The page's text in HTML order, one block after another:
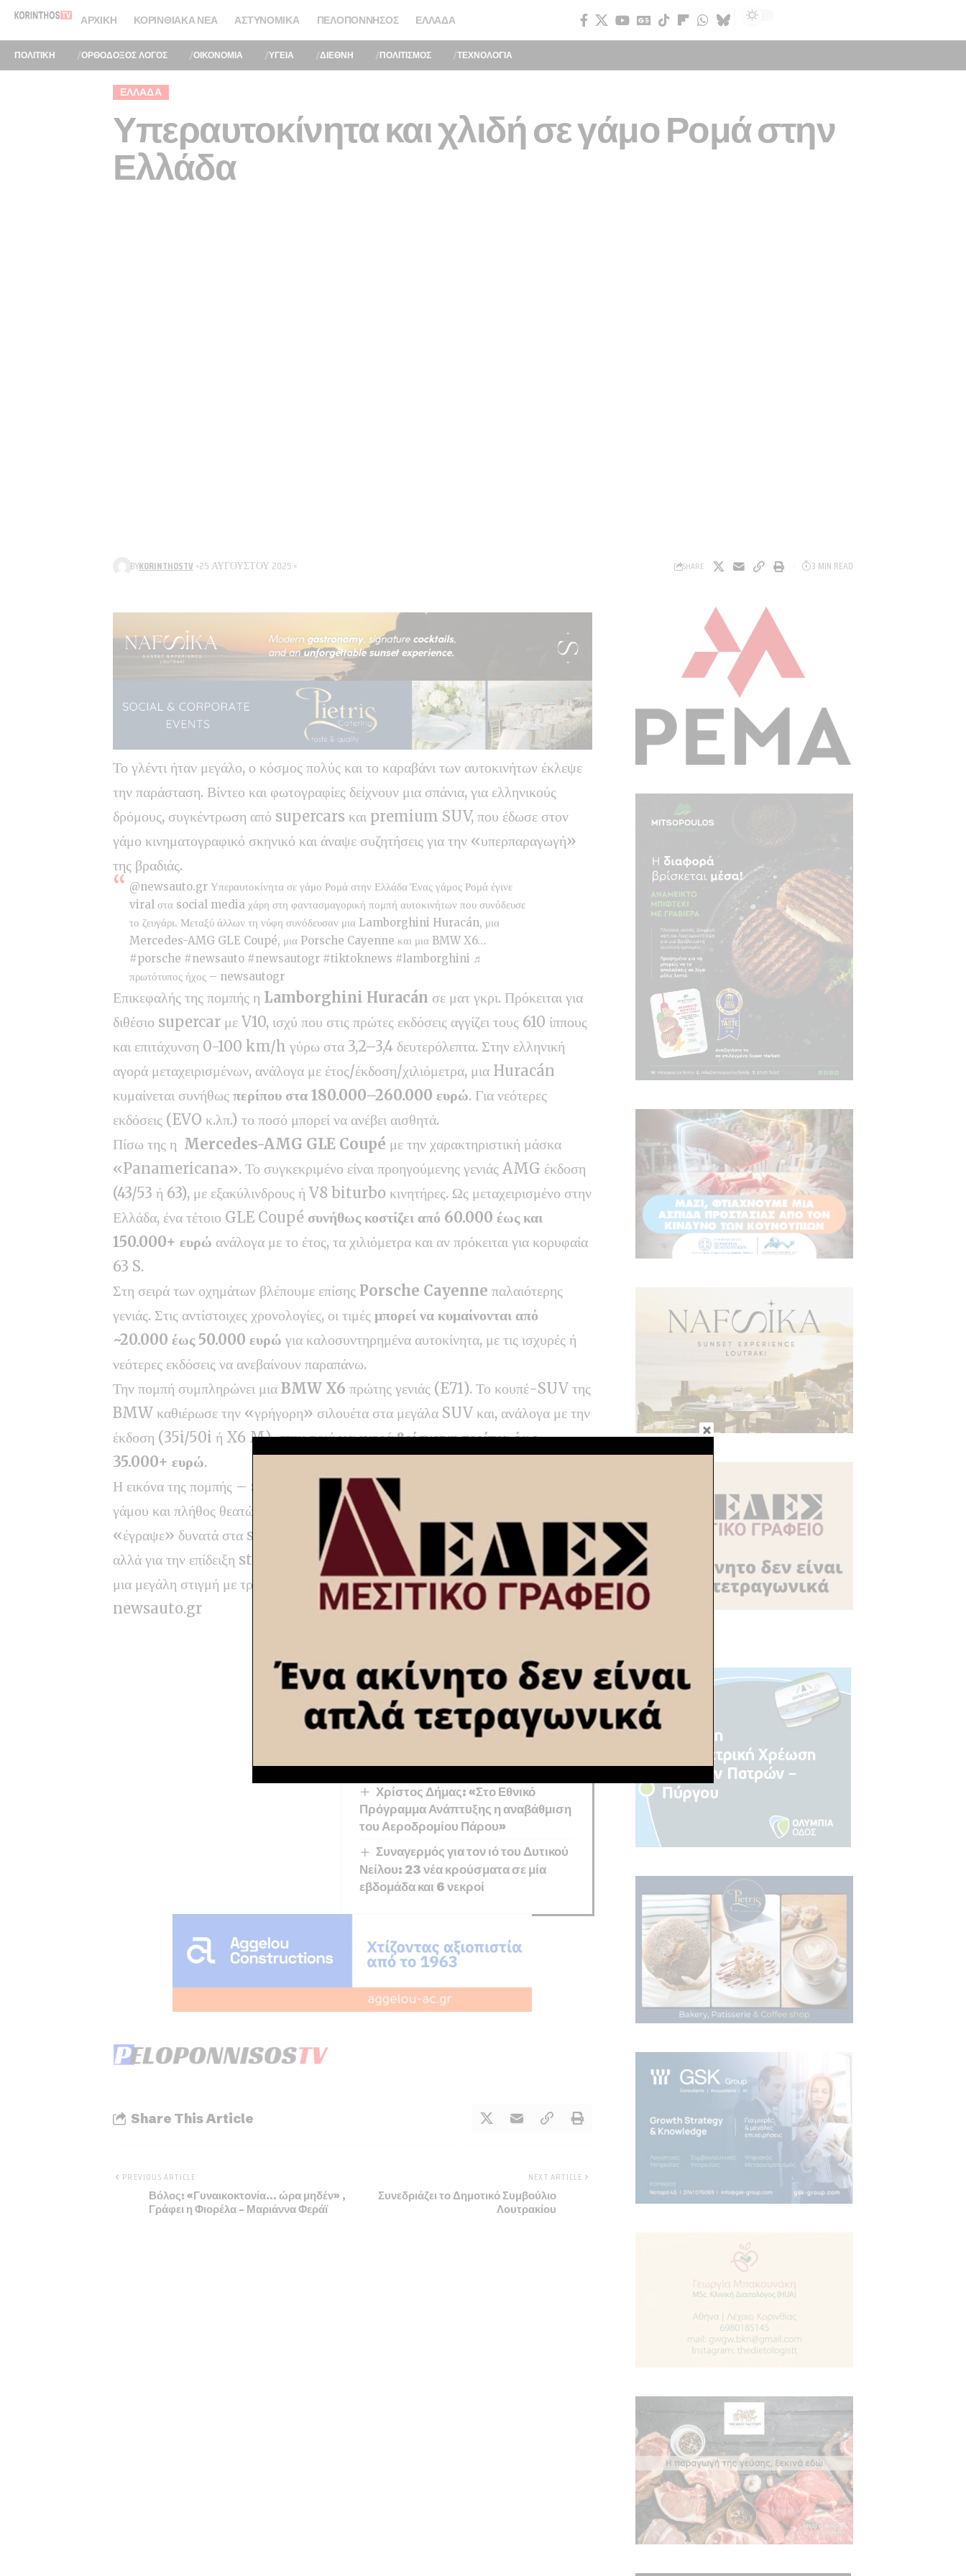
ΑΡΧΙΚΉ ΚΟΡΙΝΘΙΑΚΆ ΝΈΑ ΑΣΤΥΝΟΜΙΚΆ ΠΕΛΟΠΌΝΝΗΣΟΣ ΕΛΛΆΔΑ
ΠΟΛΙΤΙΚΗ ΟΡΘΟΔΟΞΟΣ ΛΟΓΟΣ ΟΙΚΟΝΟΜΙΑ ΥΓΕΙΑ ΔΙΕΘΝΗ ΠΟΛΙΤΙΣΜΟΣ ΤΕΧΝΟΛΟΓΙΑ
ΕΛΛΆΔΑ
Υπεραυτοκίνητα και χλιδή σε γάμο Ρομά στην
Ελλάδα
BYKORINTHOSTV 25 ΑΥΓΟΎΣΤΟΥ 2025 SHARE 3 MIN READ
Το γλέντι ήταν μεγάλο, ο κόσμος πολύς και το καραβάνι των αυτοκινήτων έκλεψε
την παράσταση. Βίντεο και φωτογραφίες δείχνουν μια σπάνια, για ελληνικούς
δρόμους, συγκέντρωση από supercars και premium SUV, που έδωσε στον
γάμο κινηματογραφικό σκηνικό και άναψε συζητήσεις για την «υπερπαραγωγή»
της βραδιάς.
@newsauto.grΥπεραυτοκίνητα σε γάμο Ρομά στην Ελλάδα Ένας γάμος Ρομά έγινε
viral στα social media χάρη στη φαντασμαγορική πομπή αυτοκινήτων που συνόδευσε
το ζευγάρι. Μεταξύ άλλων τη νύφη συνόδευσαν μια Lamborghini Huracán, μια
Mercedes-AMG GLE Coupé, μια Porsche Cayenne και μια BMW X6…
#porsche #newsauto #newsautogr #tiktoknews #lamborghini ♬
πρωτότυπος ήχος – newsautogr
Επικεφαλής της πομπής η Lamborghini Huracán σε ματ γκρι. Πρόκειται για
διθέσιο supercar με V10, ισχύ που στις πρώτες εκδόσεις αγγίζει τους 610 ίππους
και επιτάχυνση 0-100 km/h γύρω στα 3,2–3,4 δευτερόλεπτα. Στην ελληνική
αγορά μεταχειρισμένων, ανάλογα με έτος/έκδοση/χιλιόμετρα, μια Huracán
κυμαίνεται συνήθως περίπου στα 180.000–260.000 ευρώ. Για νεότερες
εκδόσεις (EVO κ.λπ.) το ποσό μπορεί να ανέβει αισθητά.
Πίσω της η Mercedes-AMG GLE Coupé με την χαρακτηριστική μάσκα
«Panamericana». Το συγκεκριμένο είναι προηγούμενης γενιάς AMG έκδοση
(43/53 ή 63), με εξακύλινδρους ή V8 biturbo κινητήρες. Ως μεταχειρισμένο στην
Ελλάδα, ένα τέτοιο GLE Coupé συνήθως κοστίζει από 60.000 έως και
150.000+ ευρώ ανάλογα με το έτος, τα χιλιόμετρα και αν πρόκειται για κορυφαία
63 S.
Στη σειρά των οχημάτων βλέπουμε επίσης Porsche Cayenne παλαιότερης
γενιάς. Στις αντίστοιχες χρονολογίες, οι τιμές μπορεί να κυμαίνονται από
~20.000 έως 50.000 ευρώ για καλοσυντηρημένα αυτοκίνητα, με τις ισχυρές ή
νεότερες εκδόσεις να ανεβαίνουν παραπάνω.
Την πομπή συμπληρώνει μια BMW X6 πρώτης γενιάς (E71). Το κουπέ-SUV της
BMW καθιέρωσε την «γρήγορη» σιλουέτα στα μεγάλα SUV και, ανάλογα με την
έκδοση (35i/50i ή X6 M), στην εγχώρια αγοράβρίσκεται περίπου έως
35.000+ ευρώ.
Η εικόνα της πομπής – supercar μπροστά, ισχυρά SUV από πίσω, διακόσμηση
γάμου και πλήθος θεατών δεξιά κι αριστερά του δρόμου – εξηγεί γιατί το γεγονός
«έγραψε» δυνατά στα social. Δεν πρόκειται μόνο για την ταχύτητα ή τα άλογα,
αλλά για την επίδειξη status, το σπάνιο θέαμα και το πώς μια κοινότητα γιορτάζει
μια μεγάλη στιγμή με τρόπο που ξεφεύγει από τα συνηθισμένα.
τη λήψη αγροτικών ενισχύσεων
Συνάντηση του Επιστημονικού
Πάρκου Πατρών με τον ΑΔΜΗΕ και τη
Wise Greece για την ενίσχυση της
δεξιοτήτων
Χρίστος Δήμας: «Στο Εθνικό
Πρόγραμμα Ανάπτυξης η αναβάθμιση
του Αεροδρομίου Πάρου»
Συναγερμός για τον ιό του Δυτικού
Νείλου: 23 νέα κρούσματα σε μία
εβδομάδα και 6 νεκροί
newsauto.gr
Share This Article
PREVIOUS ARTICLE
Βόλος: «Γυναικοκτονία… ώρα μηδέν» ,
Γράφει η Φιορέλα – Μαριάννα Φεράϊ
NEXT ARTICLE
Συνεδριάζει το Δημοτικό Συμβούλιο
Λουτρακίου